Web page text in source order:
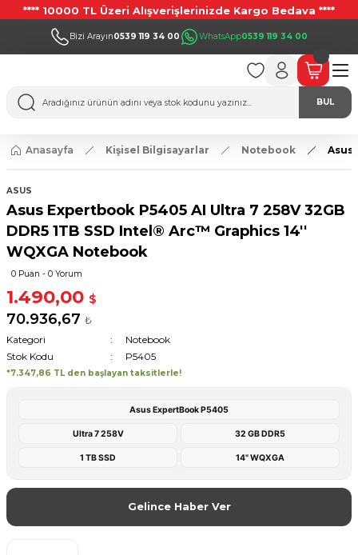
**** 10000 TL Üzeri Alışverişlerinizde Kargo Bedava ****
Bizi Arayın0539 119 34 00 WhatsApp0539 119 34 00
BUL
Anasayfa Kişisel Bilgisayarlar Notebook Asus
ASUS
Asus Expertbook P5405 AI Ultra 7 258V 32GB
DDR5 1TB SSD Intel®️ Arc™️ Graphics 14''
WQXGA Notebook
0 Puan - 0 Yorum
1.490,00 $
70.936,67 ₺
Kategori
Notebook
Stok Kodu
P5405
*7.347,86 TL den başlayan taksitlerle!
Asus ExpertBook P5405
Ultra 7 258V 32 GB DDR5
1 TB SSD 14" WQXGA
Gelince Haber Ver